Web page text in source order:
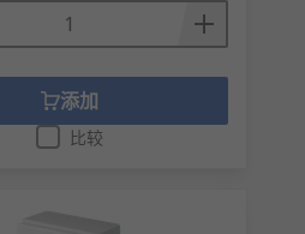
添加
比较